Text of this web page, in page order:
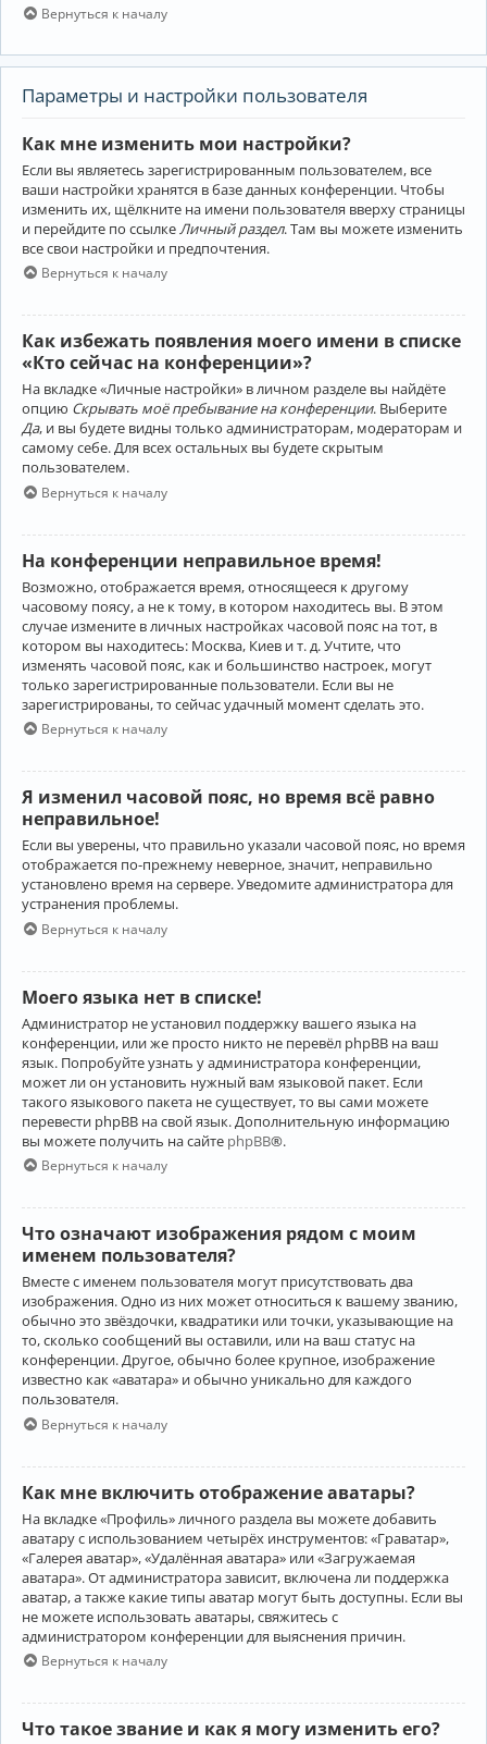
Вернуться к началу
Параметры и настройки пользователя
Как мне изменить мои настройки?
Если вы являетесь зарегистрированным пользователем, все
ваши настройки хранятся в базе данных конференции. Чтобы
изменить их, щёлкните на имени пользователя вверху страницы
и перейдите по ссылке Личный раздел. Там вы можете изменить
все свои настройки и предпочтения.
Вернуться к началу
Как избежать появления моего имени в списке
«Кто сейчас на конференции»?
На вкладке «Личные настройки» в личном разделе вы найдёте
опцию Скрывать моё пребывание на конференции. Выберите
Да, и вы будете видны только администраторам, модераторам и
самому себе. Для всех остальных вы будете скрытым
пользователем.
Вернуться к началу
На конференции неправильное время!
Возможно, отображается время, относящееся к другому
часовому поясу, а не к тому, в котором находитесь вы. В этом
случае измените в личных настройках часовой пояс на тот, в
котором вы находитесь: Москва, Киев и т. д. Учтите, что
изменять часовой пояс, как и большинство настроек, могут
только зарегистрированные пользователи. Если вы не
зарегистрированы, то сейчас удачный момент сделать это.
Вернуться к началу
Я изменил часовой пояс, но время всё равно
неправильное!
Если вы уверены, что правильно указали часовой пояс, но время
отображается по-прежнему неверное, значит, неправильно
установлено время на сервере. Уведомите администратора для
устранения проблемы.
Вернуться к началу
Моего языка нет в списке!
Администратор не установил поддержку вашего языка на
конференции, или же просто никто не перевёл phpBB на ваш
язык. Попробуйте узнать у администратора конференции,
может ли он установить нужный вам языковой пакет. Если
такого языкового пакета не существует, то вы сами можете
перевести phpBB на свой язык. Дополнительную информацию
вы можете получить на сайте phpBB®.
Вернуться к началу
Что означают изображения рядом с моим
именем пользователя?
Вместе с именем пользователя могут присутствовать два
изображения. Одно из них может относиться к вашему званию,
обычно это звёздочки, квадратики или точки, указывающие на
то, сколько сообщений вы оставили, или на ваш статус на
конференции. Другое, обычно более крупное, изображение
известно как «аватара» и обычно уникально для каждого
пользователя.
Вернуться к началу
Как мне включить отображение аватары?
На вкладке «Профиль» личного раздела вы можете добавить
аватару с использованием четырёх инструментов: «Граватар»,
«Галерея аватар», «Удалённая аватара» или «Загружаемая
аватара». От администратора зависит, включена ли поддержка
аватар, а также какие типы аватар могут быть доступны. Если вы
не можете использовать аватары, свяжитесь с
администратором конференции для выяснения причин.
Вернуться к началу
Что такое звание и как я могу изменить его?